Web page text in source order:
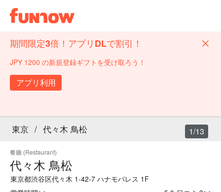
期間限定3倍！アプリDLで割引！
JPY 1200 の新規登録ギフトを受け取ろう！
アプリ利用
東京 / 代々木 鳥松
餐廳 (Restaurant)
代々木 鳥松
東京都渋谷区代々木 1-42-7 ハナモパレス 1F
1/13